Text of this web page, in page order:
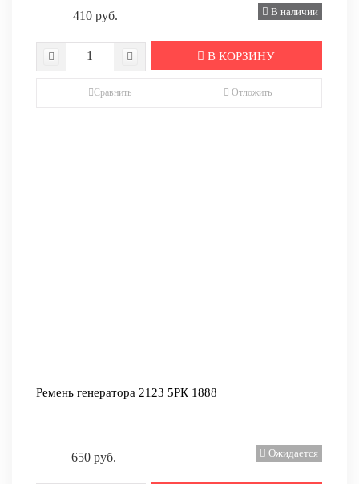
410 руб. В наличии
В КОРЗИНУ
Сравнить Отложить
Ремень генератора 2123 5РК 1888
650 руб. Ожидается